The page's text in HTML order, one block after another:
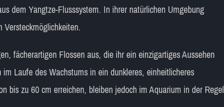
dem Yangtze-Flusssystem. In ihrer natürlichen Umgebung
fächerartigen Flossen aus, die ihr ein einzigartiges Aussehen
Laufe des Wachstums in ein dunkleres, einheitlicheres
bis zu 60 cm erreichen, bleiben jedoch im Aquarium in der Regel